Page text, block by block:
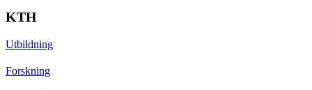
KTH
Utbildning
Forskning